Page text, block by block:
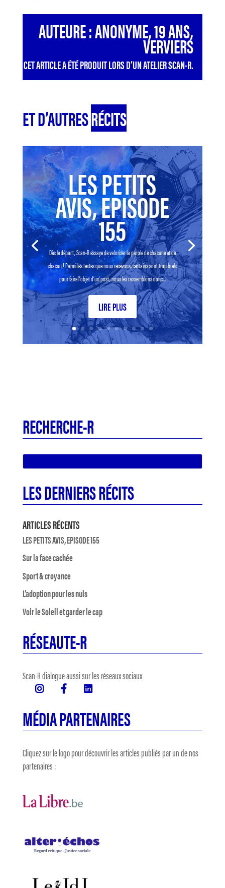
AUTEURE : ANONYME, 19 ANS,
VERVIERS
CET ARTICLE A ÉTÉ PRODUIT LORS D’UN ATELIER SCAN-R.
ET D’AUTRESRÉCITS
LES PETITS
AVIS, EPISODE
155
Dès le départ, Scan-R essaye de valoriser la parole de chacune et de
chacun ! Parmi les textes que nous recevons, certains sont trop brefs
pour faire l’objet d’un post, nous les rassemblons donc...
LIRE PLUS
RECHERCHE-R
LES DERNIERS RÉCITS
ARTICLES RÉCENTS
LES PETITS AVIS, EPISODE 155
Sur la face cachée
Sport & croyance
L’adoption pour les nuls
Voir le Soleil et garder le cap
RÉSEAUTE-R
Scan-R dialogue aussi sur les réseaux sociaux
MÉDIA PARTENAIRES
Cliquez sur le logo pour découvrir les articles publiés par un de nos
partenaires :